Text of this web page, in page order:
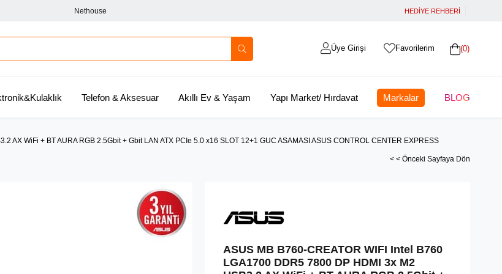
Nethouse HEDİYE REHBERİ
0
Favorilerim
Üye Girişi
Telefon & Aksesuar Akıllı Ev & Yaşam Yapı Market/ Hırdavat Markalar BLOG
AX WiFi + BT AURA RGB 2.5Gbit + Gbit LAN ATX PCIe 5.0 x16 SLOT 12+1 GUC ASAMASI ASUS CONTROL CENTER EXPRESS
< < Önceki Sayfaya Dön
ASUS MB B760-CREATOR WIFI Intel B760
LGA1700 DDR5 7800 DP HDMI 3x M2